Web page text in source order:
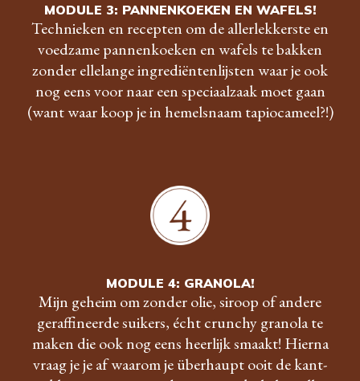
MODULE 3: PANNENKOEKEN EN WAFELS!
Technieken en recepten om de allerlekkerste en
voedzame pannenkoeken en wafels te bakken
zonder ellelange ingrediëntenlijsten waar je ook
nog eens voor naar een speciaalzaak moet gaan
(want waar koop je in hemelsnaam tapiocameel?!)
MODULE 4: GRANOLA!
Mijn geheim om zonder olie, siroop of andere
geraffineerde suikers, écht crunchy granola te
maken die ook nog eens heerlijk smaakt! Hierna
vraag je je af waarom je überhaupt ooit de kant-